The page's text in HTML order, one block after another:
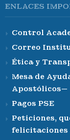
ENLACES
Control
Correo
Ética y
Mesa de
Apostólicos—
Pagos PSE
Peticiones,
felicitaciones